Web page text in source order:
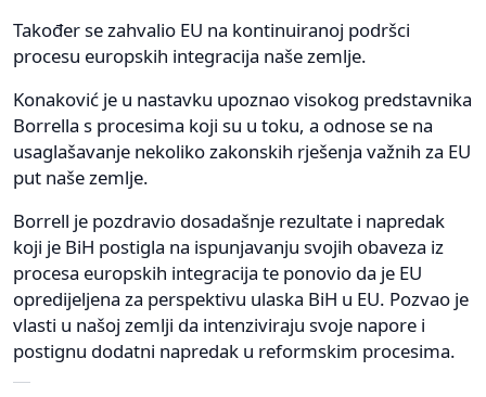
Također se zahvalio EU na kontinuiranoj podršci
procesu europskih integracija naše zemlje.
Konaković je u nastavku upoznao visokog predstavnika
Borrella s procesima koji su u toku, a odnose se na
usaglašavanje nekoliko zakonskih rješenja važnih za EU
put naše zemlje.
Borrell je pozdravio dosadašnje rezultate i napredak
koji je BiH postigla na ispunjavanju svojih obaveza iz
procesa europskih integracija te ponovio da je EU
opredijeljena za perspektivu ulaska BiH u EU. Pozvao je
vlasti u našoj zemlji da intenziviraju svoje napore i
postignu dodatni napredak u reformskim procesima.